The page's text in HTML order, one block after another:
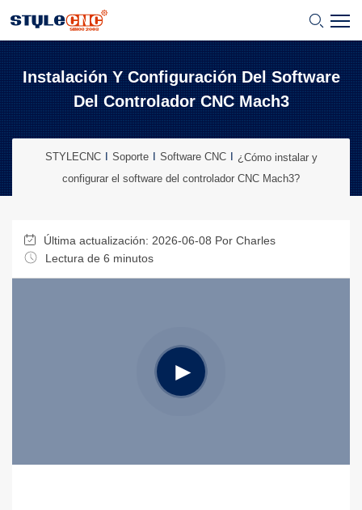
Instalación Y Configuración Del Software
Del Controlador CNC Mach3
STYLECNC Soporte Software CNC
¿Cómo instalar y
configurar el software del controlador CNC Mach3?
Última actualización: 2026-06-08 Por Charles
Lectura de 6 minutos